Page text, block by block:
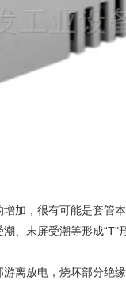
加，很有可能是套管
、末屏受潮等形成“T"
离放电，烧坏部分绝